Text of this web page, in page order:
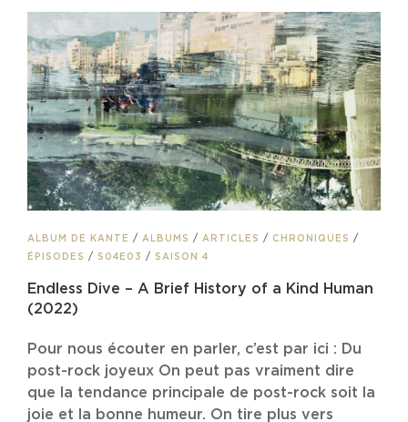
CAT
LINKS
ALBUM DE KANTE / ALBUMS / ARTICLES / CHRONIQUES /
ÉPISODES / S04E03 / SAISON 4
Endless Dive – A Brief History of a Kind Human
(2022)
Pour nous écouter en parler, c’est par ici : Du
post-rock joyeux On peut pas vraiment dire
que la tendance principale de post-rock soit la
joie et la bonne humeur. On tire plus vers